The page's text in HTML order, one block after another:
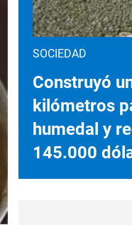
SOCIEDAD
Construyó
kilómetros
humedal y
145.000